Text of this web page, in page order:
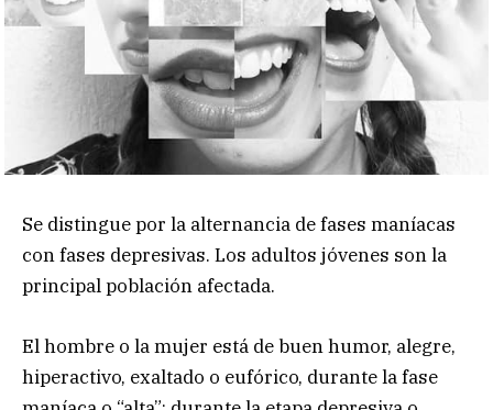
Se distingue por la alternancia de fases maníacas
con fases depresivas. Los adultos jóvenes son la
principal población afectada.
El hombre o la mujer está de buen humor, alegre,
hiperactivo, exaltado o eufórico, durante la fase